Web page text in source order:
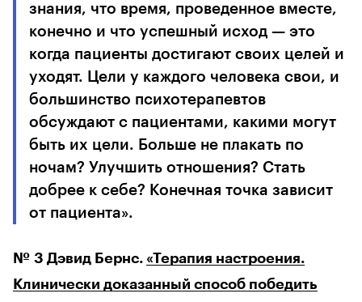
знания, что время, проведенное вместе,
конечно и что успешный исход — это
когда пациенты достигают своих целей и
уходят. Цели у каждого человека свои, и
большинство психотерапевтов
обсуждают с пациентами, какими могут
быть их цели. Больше не плакать по
ночам? Улучшить отношения? Стать
добрее к себе? Конечная точка зависит
от пациента».
№ 3 Дэвид Бернс. «Терапия настроения.
Клинически доказанный способ победить